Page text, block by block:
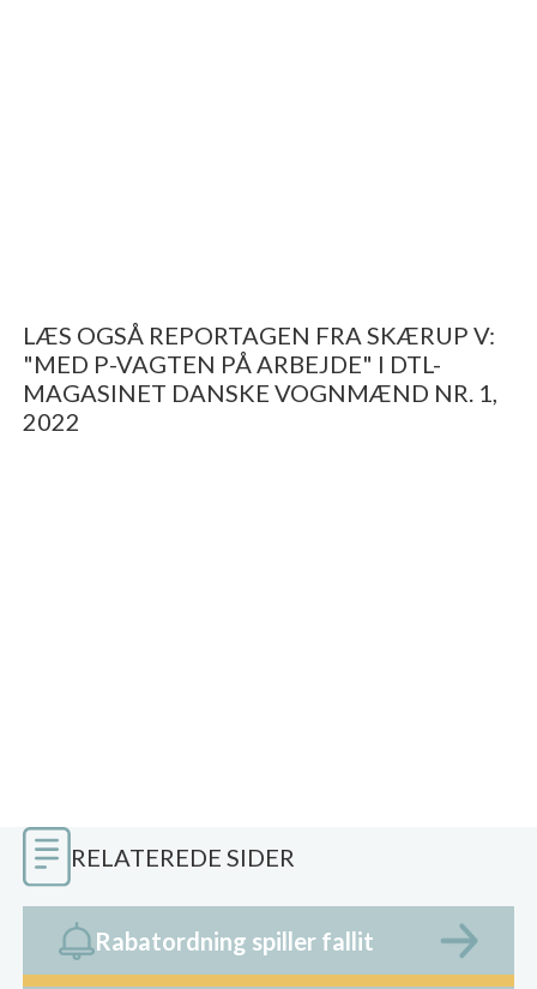
LÆS OGSÅ REPORTAGEN FRA SKÆRUP V:
"MED P-VAGTEN PÅ ARBEJDE" I DTL-
MAGASINET DANSKE VOGNMÆND NR. 1,
2022
RELATEREDE SIDER
Rabatordning spiller fallit